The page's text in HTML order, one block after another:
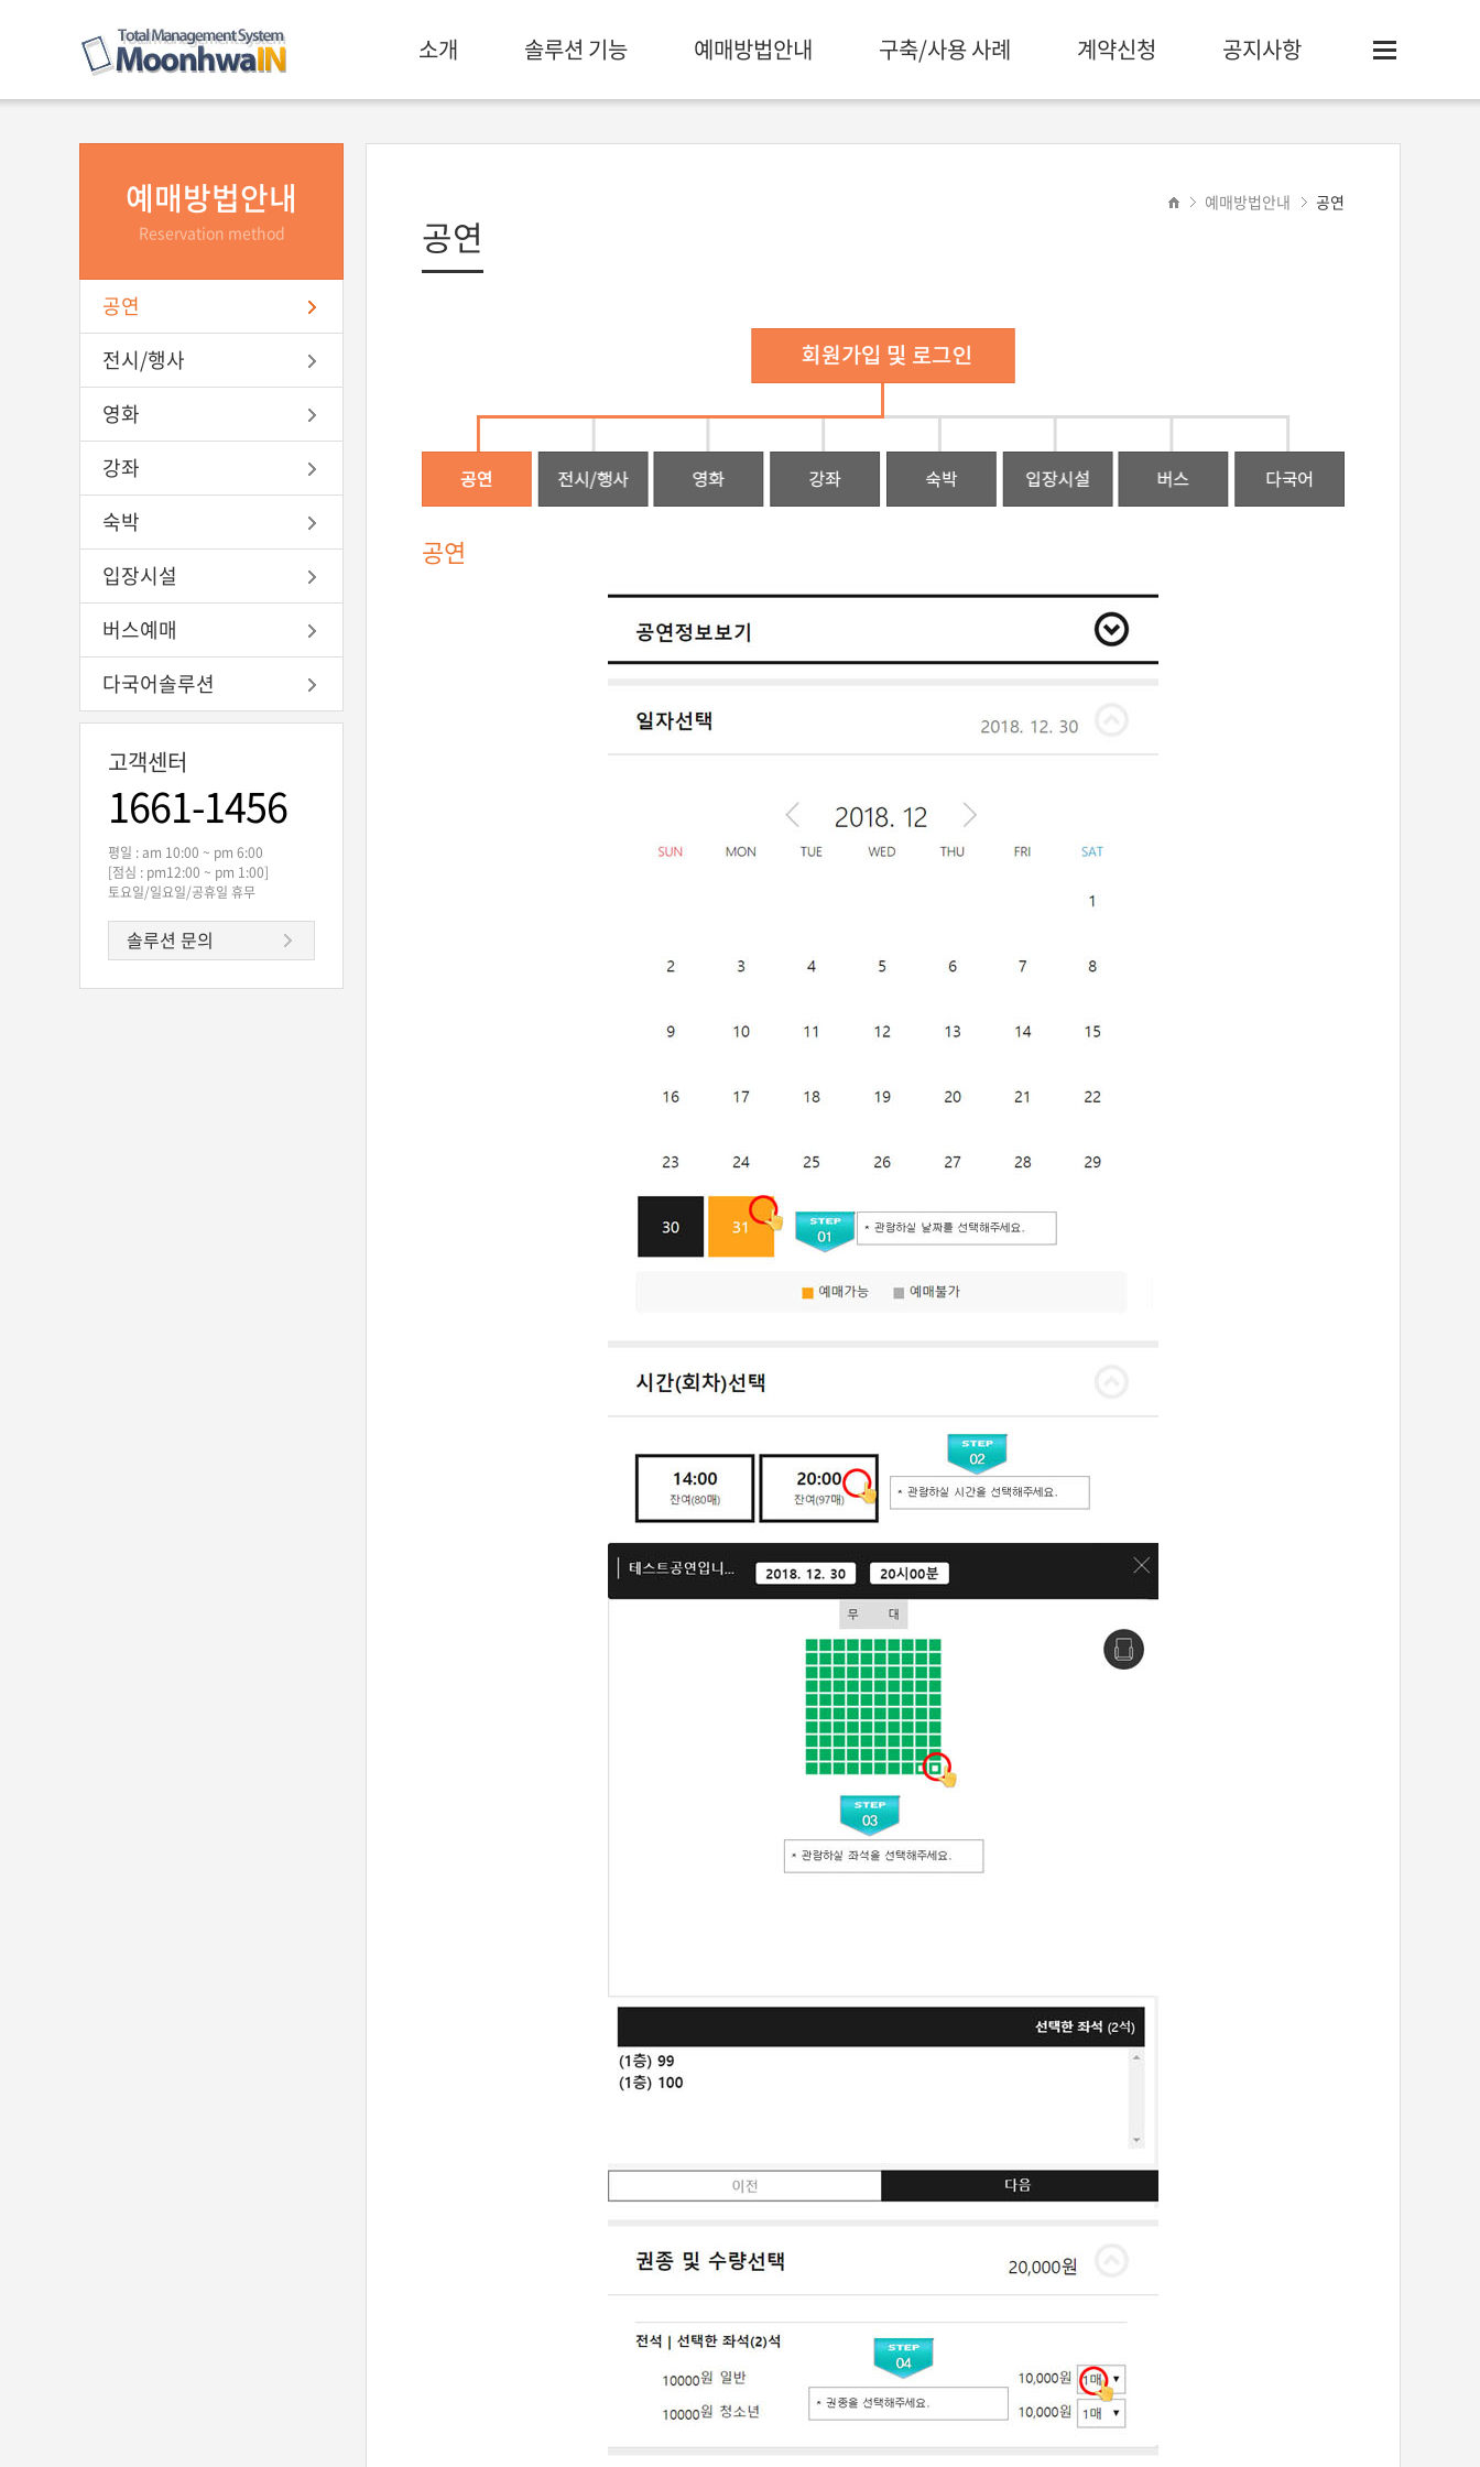
소개 솔루션 기능 예매방법안내 구축/사용 사례 계약신청 공지사항
예매방법안내
Reservation method
공연
전시/행사
영화
강좌
숙박
입장시설
버스예매
다국어솔루션
고객센터
1661-1456
평일 : am 10:00 ~ pm 6:00
[점심 : pm12:00 ~ pm 1:00]
토요일/일요일/공휴일 휴무
솔루션 문의
예매방법안내 공연
공연
공연